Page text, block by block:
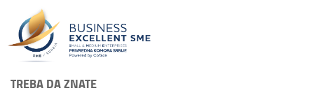
TREBA DA ZNATE